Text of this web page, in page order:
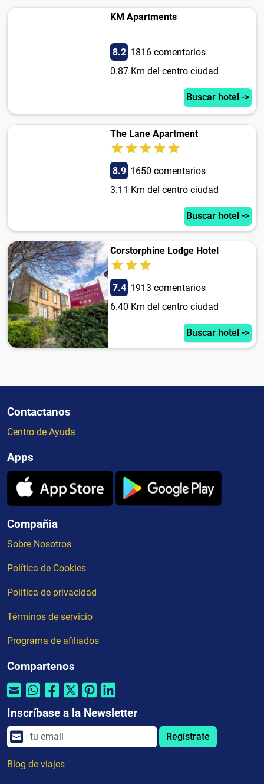
KM Apartments
8.2 1816 comentarios
0.87 Km del centro ciudad
Buscar hotel ->
The Lane Apartment
8.9 1650 comentarios
3.11 Km del centro ciudad
Buscar hotel ->
Corstorphine Lodge Hotel
7.4 1913 comentarios
6.40 Km del centro ciudad
Buscar hotel ->
Contactanos
Centro de Ayuda
Apps
Compañia
Sobre Nosotros
Política de Cookies
Política de privacidad
Términos de servicio
Programa de afiliados
Compartenos
Inscríbase a la Newsletter
Regístrate
Blog de viajes